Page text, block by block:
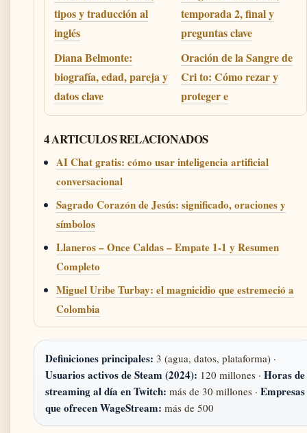
tipos y traducción al
inglés
temporada 2, final y
preguntas clave
Diana Belmonte:
biografía, edad, pareja y
datos clave
Oración de la Sangre de
Cri to: Cómo rezar y
proteger e
4 ARTICULOS RELACIONADOS
AI Chat gratis: cómo usar inteligencia artificial
conversacional
Sagrado Corazón de Jesús: significado, oraciones y
símbolos
Llaneros – Once Caldas – Empate 1-1 y Resumen
Completo
Miguel Uribe Turbay: el magnicidio que estremeció a
Colombia
Definiciones principales: 3 (agua, datos, plataforma) ·
Usuarios activos de Steam (2024): 120 millones · Horas de
streaming al día en Twitch: más de 30 millones · Empresas
que ofrecen WageStream: más de 500